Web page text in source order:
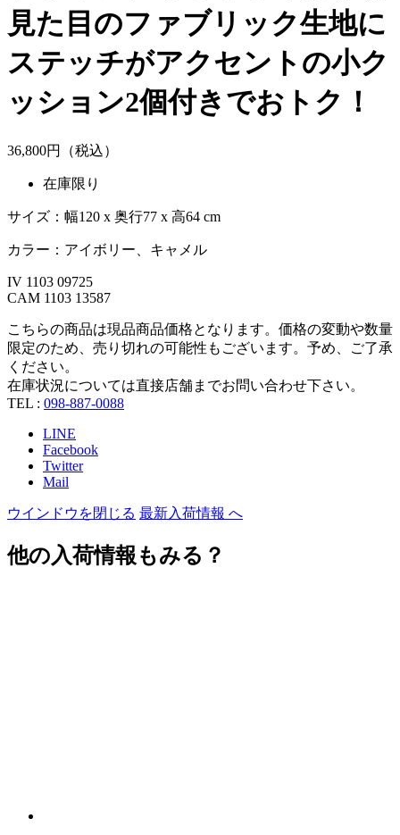
見た目のファブリック生地に
ステッチがアクセントの小ク
ッション2個付きでおトク！
36,800円（税込）
在庫限り
サイズ：幅120 x 奥行77 x 高64 cm
カラー：アイボリー、キャメル
IV 1103 09725
CAM 1103 13587
こちらの商品は現品商品価格となります。価格の変動や数量
限定のため、売り切れの可能性もございます。予め、ご了承
ください。
在庫状況については直接店舗までお問い合わせ下さい。
TEL : 098-887-0088
LINE
Facebook
Twitter
Mail
ウインドウを閉じる 最新入荷情報 へ
他の入荷情報もみる？